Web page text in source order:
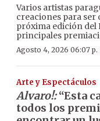
Varios artistas
creaciones para ser
próxima edición del
principales
Agosto 4, 2026 06:07 p.
Arte y Espectáculos
Alvaro!:“Esta
todos los